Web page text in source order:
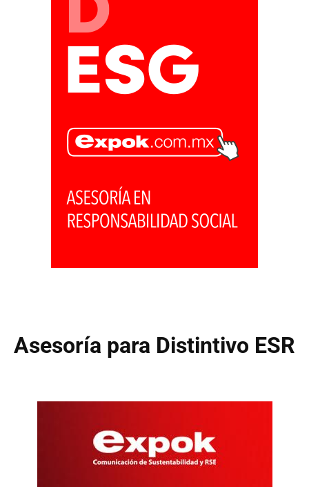
Asesoría para Distintivo ESR